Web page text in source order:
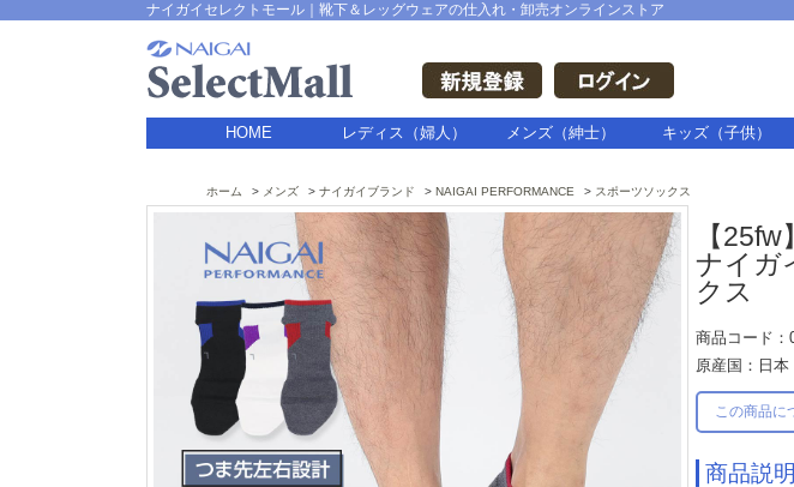
ナイガイセレクトモール｜靴下＆レッグウェアの仕入れ・卸売オンラインストア
HOME レディス（婦人） メンズ（紳士） キッズ（子供）
ホーム メンズ ナイガイブランド NAIGAI PERFORMANCE スポーツソックス
【
ナイガ
クス
商品コード：
原産国：日本
この商品に
商品説明